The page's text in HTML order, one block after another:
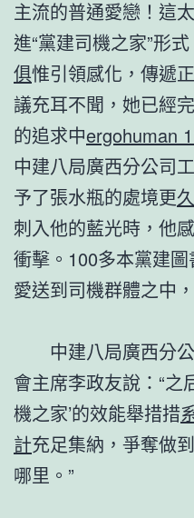
主流的普通愛戀！這
進“黨建司機之家”形
俱惟引領感化，傳遞
議充耳不聞，她已經
的追求中ergohuman
中建八局廣西分公司
予了張水瓶的處境更
刺入他的藍光時，他
衝擊。100多本黨建
愛送到司機群體之中
中建八局廣西分公
會主席李政友說：“之
機之家’的效能舉措措
計充足集納，爭奪做
哪里。”